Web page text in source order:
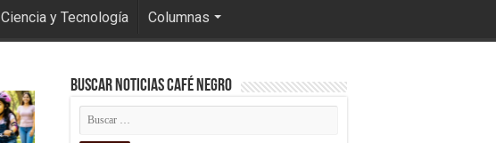
Ciencia y Tecnología Columnas
Buscar Noticias Café Negro